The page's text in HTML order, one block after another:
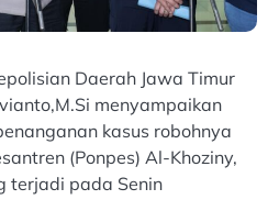
Daerah Jawa Timur
menyampaikan
kasus robohnya
(Ponpes) Al-Khoziny,
terjadi pada Senin